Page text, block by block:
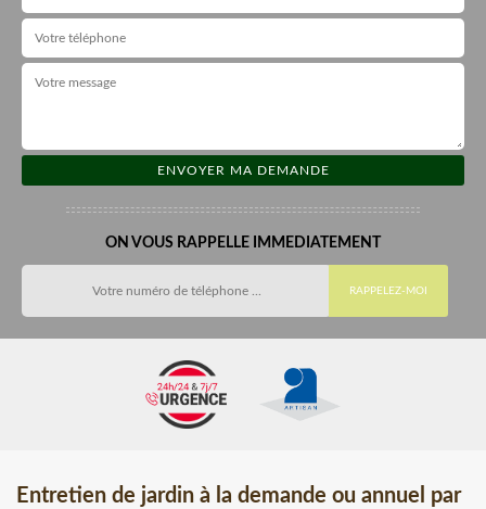
ON VOUS RAPPELLE IMMEDIATEMENT
Entretien de jardin à la demande ou annuel par